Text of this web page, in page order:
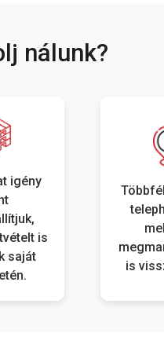
nálunk?
igény
is
saját
is